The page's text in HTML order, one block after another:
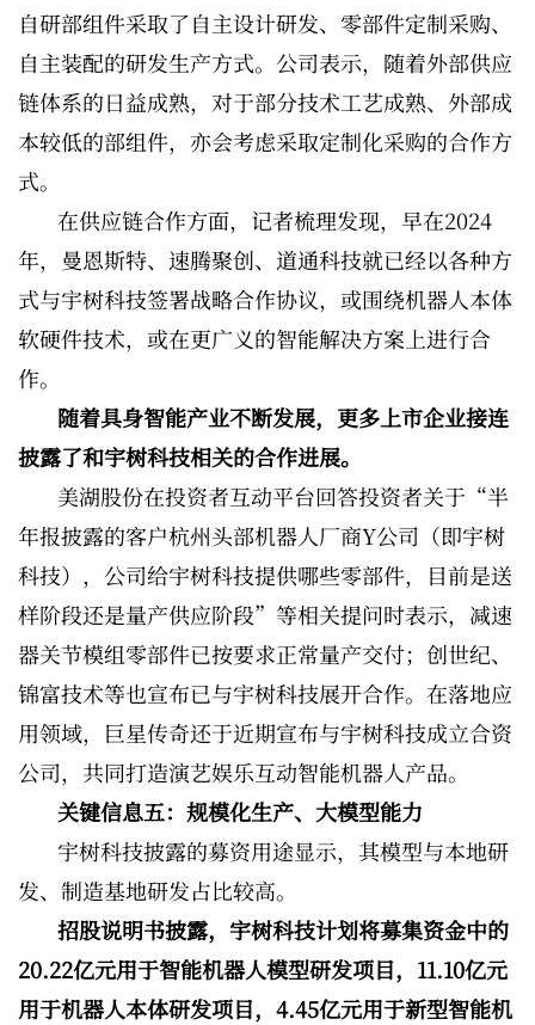
自研部组件采取了自主设计研发、零部件定制采购、
自主装配的研发生产方式。公司表示，随着外部供应
链体系的日益成熟，对于部分技术工艺成熟、外部成
本较低的部组件，亦会考虑采取定制化采购的合作方
式。
在供应链合作方面，记者梳理发现，早在2024
年，曼恩斯特、速腾聚创、道通科技就已经以各种方
式与宇树科技签署战略合作协议，或围绕机器人本体
软硬件技术，或在更广义的智能解决方案上进行合
作。
随着具身智能产业不断发展，更多上市企业接连
披露了和宇树科技相关的合作进展。
美湖股份在投资者互动平台回答投资者关于“半
年报披露的客户杭州头部机器人厂商Y公司（即宇树
科技），公司给宇树科技提供哪些零部件，目前是送
样阶段还是量产供应阶段”等相关提问时表示，减速
器关节模组零部件已按要求正常量产交付；创世纪、
锦富技术等也宣布已与宇树科技展开合作。在落地应
用领域，巨星传奇还于近期宣布与宇树科技成立合资
公司，共同打造演艺娱乐互动智能机器人产品。
关键信息五：规模化生产、大模型能力
宇树科技披露的募资用途显示，其模型与本地研
发、制造基地研发占比较高。
招股说明书披露，宇树科技计划将募集资金中的
20.22亿元用于智能机器人模型研发项目，11.10亿元
用于机器人本体研发项目，4.45亿元用于新型智能机